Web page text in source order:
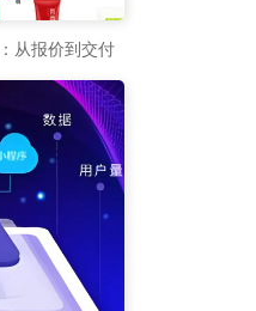
从报价到交付